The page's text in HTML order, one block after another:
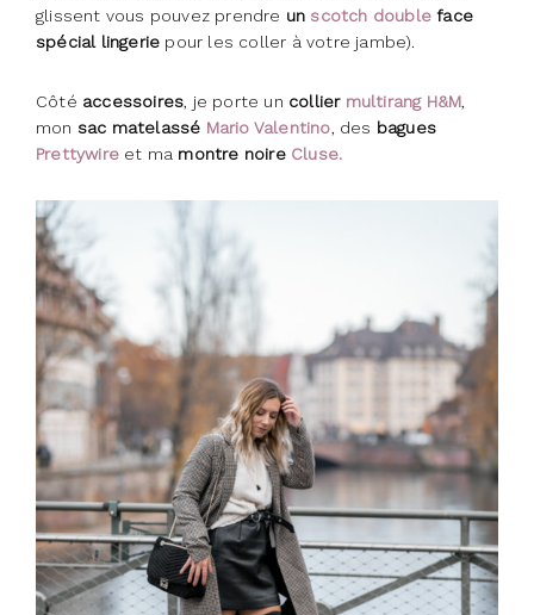
glissent vous pouvez prendre un scotch double face
spécial lingerie pour les coller à votre jambe).
Côté accessoires, je porte un collier multirang H&M,
mon sac matelassé Mario Valentino, des bagues
Prettywire et ma montre noire Cluse.